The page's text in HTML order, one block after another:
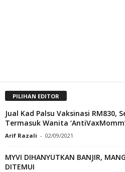
PILIHAN EDITOR
Jual Kad Palsu Vaksinasi RM830,
Termasuk Wanita
Arif Razali - 02/09/2021
MYVI DIHANYUTKAN BANJIR,
DITEMUI